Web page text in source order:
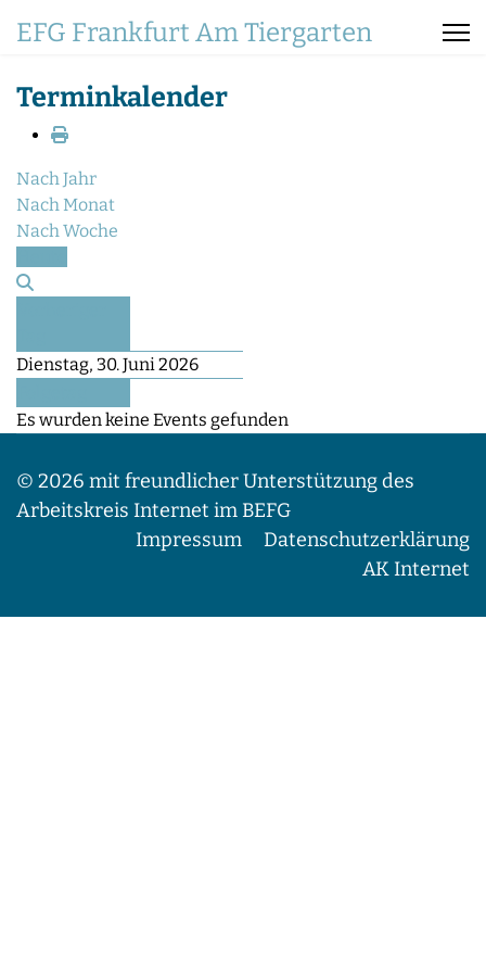
EFG Frankfurt Am Tiergarten
Terminkalender
Nach Jahr
Nach Monat
Nach Woche
Dienstag, 30. Juni 2026
Es wurden keine Events gefunden
© 2026 mit freundlicher Unterstützung des
Arbeitskreis Internet im BEFG
Impressum
Datenschutzerklärung
AK Internet